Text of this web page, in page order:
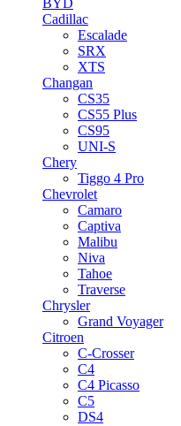
BYD
Cadillac
Escalade
SRX
XTS
Changan
CS35
CS55 Plus
CS95
UNI-S
Chery
Tiggo 4 Pro
Chevrolet
Camaro
Captiva
Malibu
Niva
Tahoe
Traverse
Chrysler
Grand Voyager
Citroen
C-Crosser
C4
C4 Picasso
C5
DS4